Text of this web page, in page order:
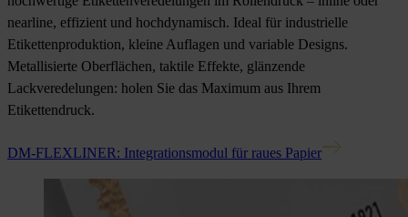
nearline, effizient und hochdynamisch. Ideal für industrielle
Etikettenproduktion, kleine Auflagen und variable Designs.
Metallisierte Oberflächen, taktile Effekte, glänzende
Lackveredelungen: holen Sie das Maximum aus Ihrem
Etikettendruck.
DM-FLEXLINER: Integrationsmodul für raues Papier